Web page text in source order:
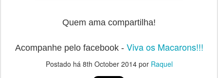
Quem ama compartilha!
Acompanhe pelo facebook - Viva os Macarons!!!
Postado há 8th October 2014por Raquel